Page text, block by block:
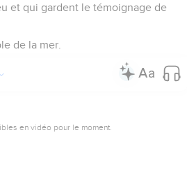
et qui gardent le témoignage de
de la mer.
en vidéo pour le moment.